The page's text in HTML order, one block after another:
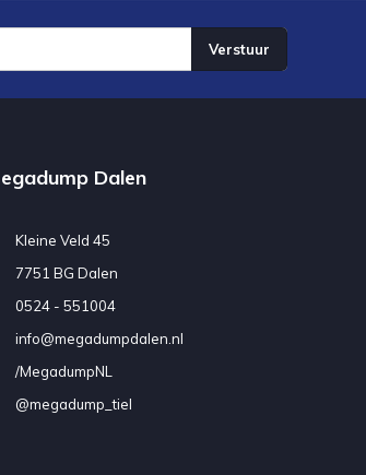
Verstuur
Dalen
Kleine Veld 45
7751 BG Dalen
0524 - 551004
info@megadumpdalen.nl
/MegadumpNL
@megadump_tiel